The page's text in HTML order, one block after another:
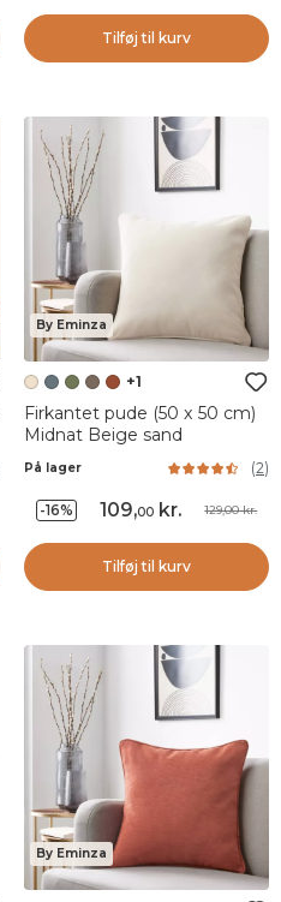
Tilføj til kurv
By Eminza
+1
Firkantet pude (50 x 50 cm)
Midnat Beige sand
På lager (2)
-16% 109,00kr. 129,00 kr.
Tilføj til kurv
By Eminza